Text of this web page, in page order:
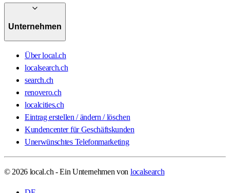
Unternehmen
Über local.ch
localsearch.ch
search.ch
renovero.ch
localcities.ch
Eintrag erstellen / ändern / löschen
Kundencenter für Geschäftskunden
Unerwünschtes Telefonmarketing
© 2026 local.ch - Ein Unternehmen von localsearch